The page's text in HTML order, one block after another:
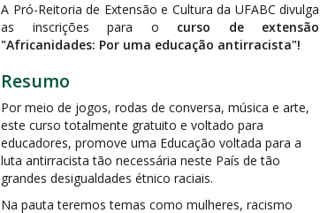
A Pró-Reitoria de Extensão e Cultura da UFABC divulga
as inscrições para o curso de extensão
"Africanidades: Por uma educação antirracista"!
Resumo
Por meio de jogos, rodas de conversa, música e arte,
este curso totalmente gratuito e voltado para
educadores, promove uma Educação voltada para a
luta antirracista tão necessária neste País de tão
grandes desigualdades étnico raciais.
Na pauta teremos temas como mulheres, racismo